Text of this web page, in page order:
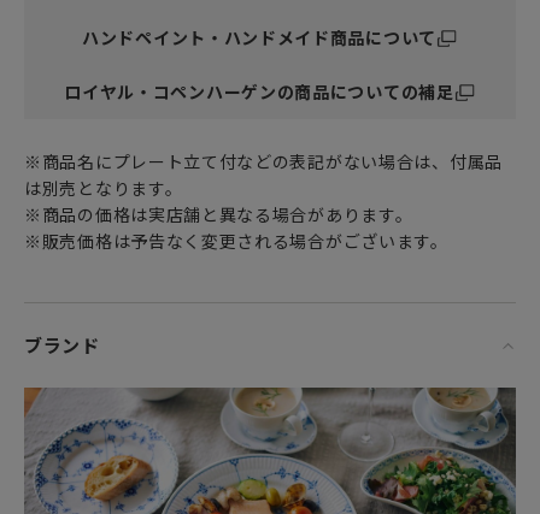
ハンドペイント・ハンドメイド商品について
ロイヤル・コペンハーゲンの商品についての補足
※商品名にプレート立て付などの表記がない場合は、付属品
は別売となります。
※商品の価格は実店舗と異なる場合があります。
※販売価格は予告なく変更される場合がございます。
ブランド